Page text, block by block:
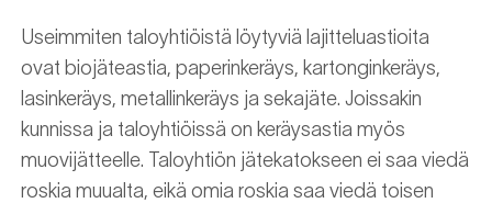
Useimmiten taloyhtiöistä löytyviä lajitteluastioita
ovat biojäteastia, paperinkeräys, kartonginkeräys,
lasinkeräys, metallinkeräys ja sekajäte. Joissakin
kunnissa ja taloyhtiöissä on keräysastia myös
muovijätteelle. Taloyhtiön jätekatokseen ei saa viedä
roskia muualta, eikä omia roskia saa viedä toisen